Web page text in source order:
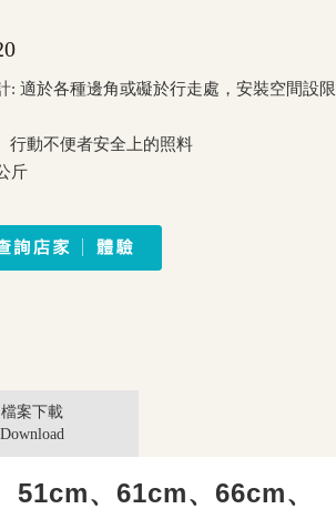
: 適於各種邊角或礙於行走處，安裝空間設限
行動不便者安全上的照料
斤
檔案下載
Download
、61cm、66cm、